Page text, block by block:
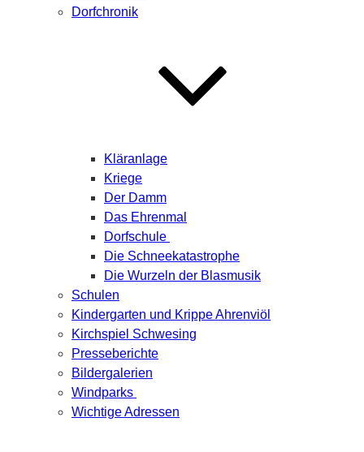
Dorfchronik
Kläranlage
Kriege
Der Damm
Das Ehrenmal
Dorfschule
Die Schneekatastrophe
Die Wurzeln der Blasmusik
Schulen
Kindergarten und Krippe Ahrenviöl
Kirchspiel Schwesing
Presseberichte
Bildergalerien
Windparks
Wichtige Adressen